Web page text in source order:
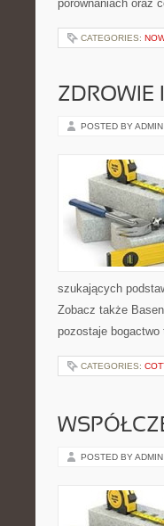
porównaniach oraz
CATEGORIES:
ZDROWIE
POSTED BY ADMIN
szukających
Zobacz także
pozostaje
CATEGORIES:
POSTED BY ADMIN